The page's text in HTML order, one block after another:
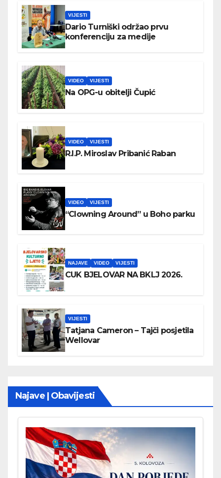
VIJESTI
Dario Turniški održao prvu
konferenciju za medije
VIDEO VIJESTI
Na OPG-u obitelji Čupić
VIDEO VIJESTI
R.I.P. Miroslav Pribanić Raban
VIDEO VIJESTI
“Clowning Around” u Boho parku
NAJAVE VIDEO VIJESTI
CUK BJELOVAR NA BKLJ 2026.
VIJESTI
Tatjana Cameron – Tajči posjetila
Wellovar
Najave | Obavijesti